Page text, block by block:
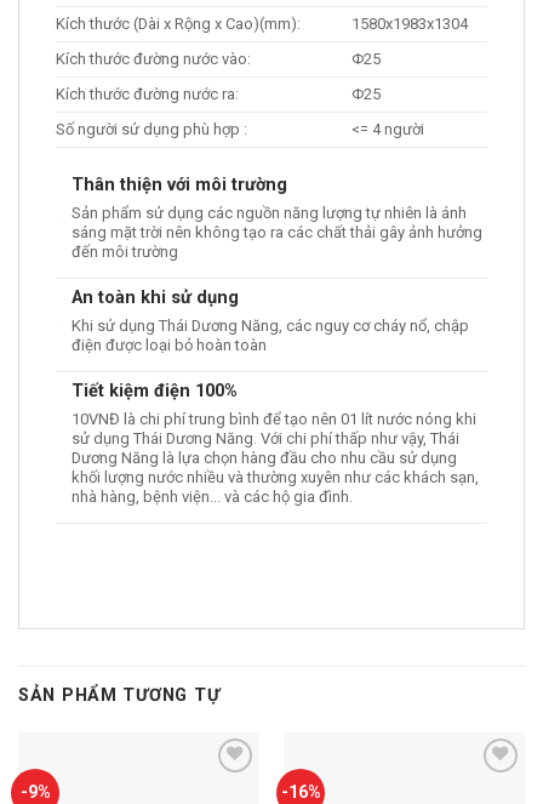
Kích thước (Dài x Rộng x Cao)(mm):
1580x1983x1304
Kích thước đường nước vào:
Φ25
Kích thước đường nước ra:
Φ25
Số người sử dụng phù hợp :
<= 4 người
Thân thiện với môi trường
Sản phẩm sử dụng các nguồn năng lượng tự nhiên là ánh
sáng mặt trời nên không tạo ra các chất thải gây ảnh hưởng
đến môi trường
An toàn khi sử dụng
Khi sử dụng Thái Dương Năng, các nguy cơ cháy nổ, chập
điện được loại bỏ hoàn toàn
Tiết kiệm điện 100%
10VNĐ là chi phí trung bình để tạo nên 01 lít nước nóng khi
sử dụng Thái Dương Năng. Với chi phí thấp như vậy, Thái
Dương Năng là lựa chọn hàng đầu cho nhu cầu sử dụng
khối lượng nước nhiều và thường xuyên như các khách sạn,
nhà hàng, bệnh viện… và các hộ gia đình.
SẢN PHẨM TƯƠNG TỰ
-9% -16%